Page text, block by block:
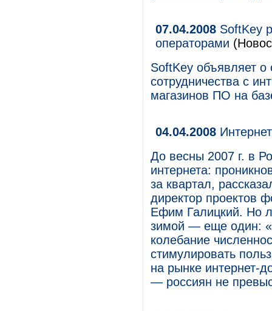
07.04.2008 SoftKey
операторами
SoftKey объявляет
сотрудничества с
магазинов ПО на
04.04.2008
До весны 2007 г. в
интернета:
за квартал,
директор проектов
Ефим Галицкий. Но
зимой — еще один:
колебание
стимулировать
на рынке интернет-
— россиян не